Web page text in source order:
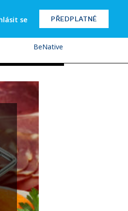
se PŘEDPLATNÉ
BeNative